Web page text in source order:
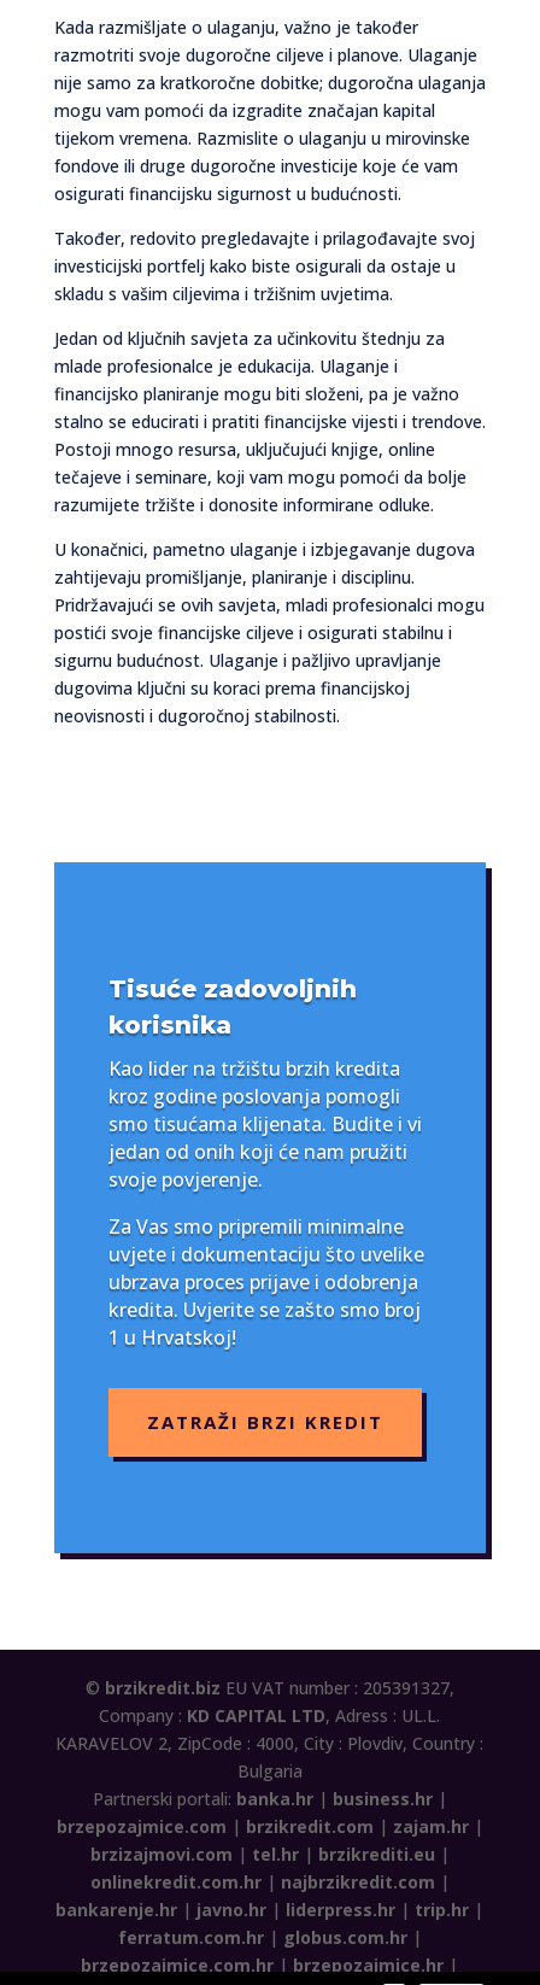
Kada razmišljate o ulaganju, važno je također
razmotriti svoje dugoročne ciljeve i planove. Ulaganje
nije samo za kratkoročne dobitke; dugoročna ulaganja
mogu vam pomoći da izgradite značajan kapital
tijekom vremena. Razmislite o ulaganju u mirovinske
fondove ili druge dugoročne investicije koje će vam
osigurati financijsku sigurnost u budućnosti.
Također, redovito pregledavajte i prilagođavajte svoj
investicijski portfelj kako biste osigurali da ostaje u
skladu s vašim ciljevima i tržišnim uvjetima.
Jedan od ključnih savjeta za učinkovitu štednju za
mlade profesionalce je edukacija. Ulaganje i
financijsko planiranje mogu biti složeni, pa je važno
stalno se educirati i pratiti financijske vijesti i trendove.
Postoji mnogo resursa, uključujući knjige, online
tečajeve i seminare, koji vam mogu pomoći da bolje
razumijete tržište i donosite informirane odluke.
U konačnici, pametno ulaganje i izbjegavanje dugova
zahtijevaju promišljanje, planiranje i disciplinu.
Pridržavajući se ovih savjeta, mladi profesionalci mogu
postići svoje financijske ciljeve i osigurati stabilnu i
sigurnu budućnost. Ulaganje i pažljivo upravljanje
dugovima ključni su koraci prema financijskoj
neovisnosti i dugoročnoj stabilnosti.
Tisuće zadovoljnih
korisnika
Kao lider na tržištu brzih kredita
kroz godine poslovanja pomogli
smo tisućama klijenata. Budite i vi
jedan od onih koji će nam pružiti
svoje povjerenje.
Za Vas smo pripremili minimalne
uvjete i dokumentaciju što uvelike
ubrzava proces prijave i odobrenja
kredita. Uvjerite se zašto smo broj
1 u Hrvatskoj!
ZATRAŽI BRZI KREDIT
© brzikredit.biz EU VAT number : 205391327,
Company : KD CAPITAL LTD, Adress : UL.L.
KARAVELOV 2, ZipCode : 4000, City : Plovdiv, Country :
Bulgaria
Partnerski portali: banka.hr| business.hr|
brzepozajmice.com | brzikredit.com | zajam.hr|
brzizajmovi.com | tel.hr| brzikrediti.eu |
onlinekredit.com.hr| najbrzikredit.com |
bankarenje.hr | javno.hr | liderpress.hr | trip.hr |
ferratum.com.hr| globus.com.hr|
brzepozajmice.com.hr | brzepozajmice.hr |